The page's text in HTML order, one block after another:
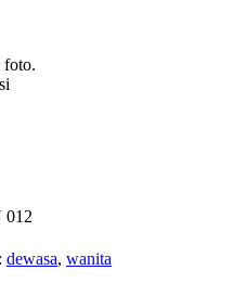
foto.
012
dewasa, wanita